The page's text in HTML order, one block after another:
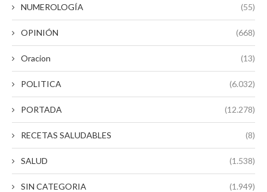
NUMEROLOGÍA (55)
OPINIÓN (668)
Oracion (13)
POLITICA (6.032)
PORTADA (12.278)
RECETAS SALUDABLES (8)
SALUD (1.538)
SIN CATEGORIA (1.949)